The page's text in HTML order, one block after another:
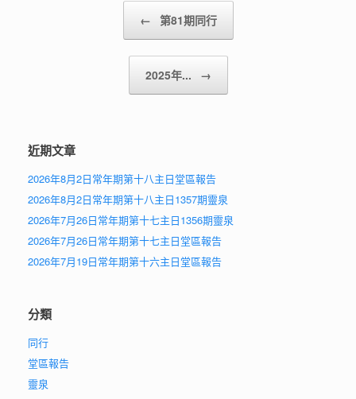
Post navigation
← 第81期同行
2025年... →
近期文章
2026年8月2日常年期第十八主日堂區報告
2026年8月2日常年期第十八主日1357期靈泉
2026年7月26日常年期第十七主日1356期靈泉
2026年7月26日常年期第十七主日堂區報告
2026年7月19日常年期第十六主日堂區報告
分類
同行
堂區報告
靈泉